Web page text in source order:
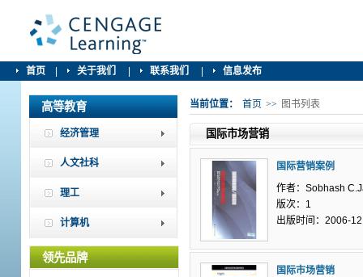
首页 关于我们 联系我们 信息发布
高等教育
经济管理
人文社科
理工
计算机
领先品牌
当前位置： 首页 >> 图书列表
国际市场营销
国际营销案例
作者：Sobhash
版次：1
出版时间：2006-12
国际市场营销